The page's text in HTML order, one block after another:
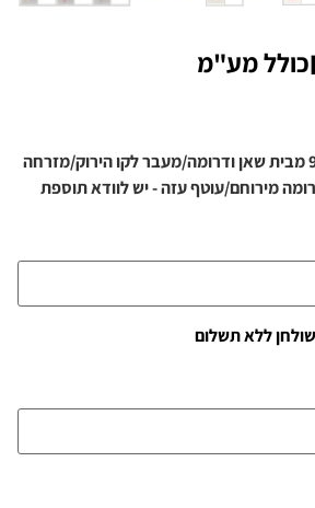
כולל מע"מ
*יישובים באיזור כביש 90 מבית שאן ודרומה/מעבר לקו הירוק/מזרחה
דרומה מירוחם/עוטף עזה - יש לוודא תוספת
ללא תשלום